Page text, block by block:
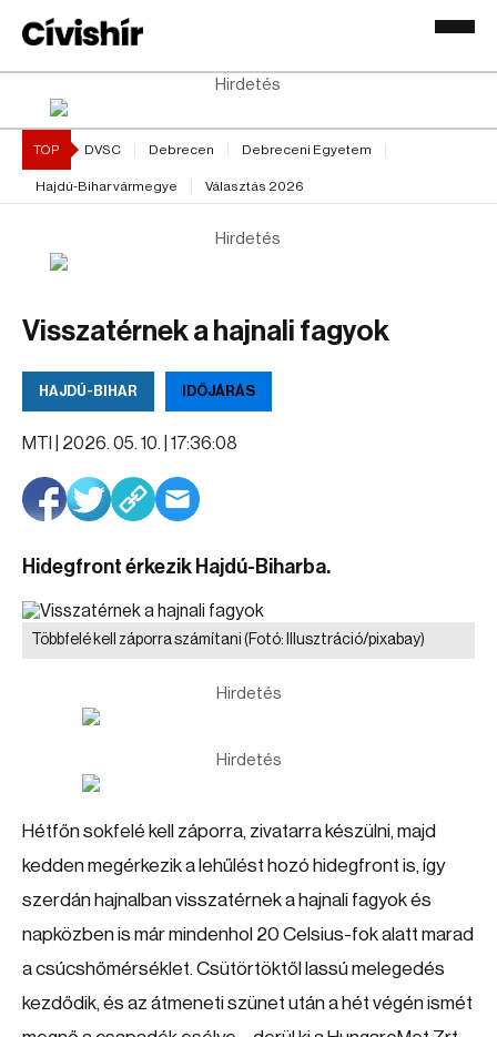
Hirdetés
TOP DVSC Debrecen Debreceni Egyetem
Hajdú-Bihar vármegye Választás 2026
Hirdetés
Visszatérnek a hajnali fagyok
HAJDÚ-BIHAR IDŐJÁRÁS
MTI | 2026. 05. 10. | 17:36:08
Hidegfront érkezik Hajdú-Biharba.
Többfelé kell záporra számítani (Fotó: Illusztráció/pixabay)
Hirdetés
Hirdetés
Hétfőn sokfelé kell záporra, zivatarra készülni, majd
kedden megérkezik a lehűlést hozó hidegfront is, így
szerdán hajnalban visszatérnek a hajnali fagyok és
napközben is már mindenhol 20 Celsius-fok alatt marad
a csúcshőmérséklet. Csütörtöktől lassú melegedés
kezdődik, és az átmeneti szünet után a hét végén ismét